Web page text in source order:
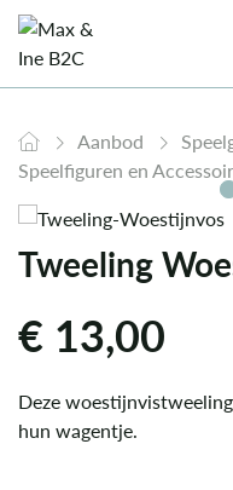
Aanbod
Speelfiguren en
Tweeling
€ 13,00
Deze
hun wagentje.